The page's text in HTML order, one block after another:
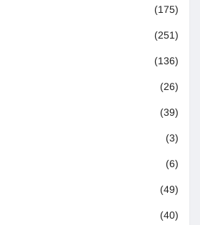
(175)
(251)
(136)
(26)
(39)
(3)
(6)
(49)
(40)